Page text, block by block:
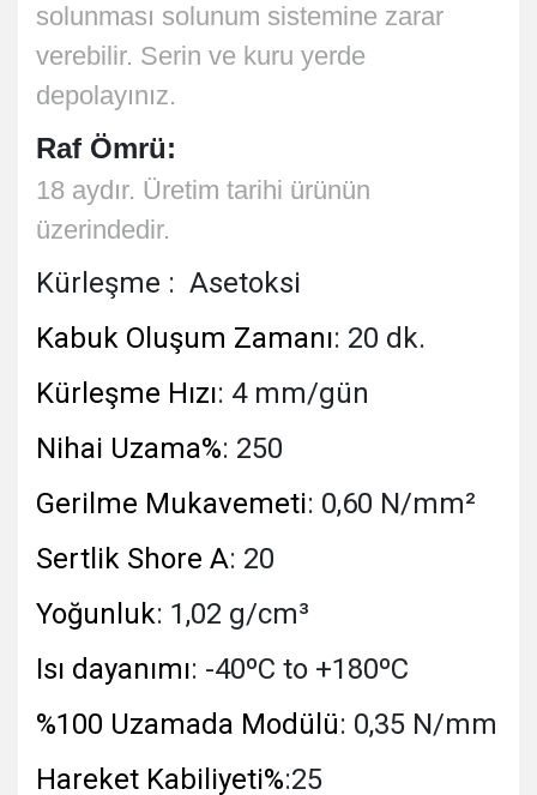
solunması solunum sistemine zarar
verebilir. Serin ve kuru yerde
depolayınız.
Raf Ömrü:
18 aydır. Üretim tarihi ürünün
üzerindedir.
Kürleşme : Asetoksi
Kabuk Oluşum Zamanı: 20 dk.
Kürleşme Hızı: 4 mm/gün
Nihai Uzama%: 250
Gerilme Mukavemeti: 0,60 N/mm²
Sertlik Shore A: 20
Yoğunluk: 1,02 g/cm³
Isı dayanımı: -40ºC to +180ºC
%100 Uzamada Modülü: 0,35 N/mm
Hareket Kabiliyeti%:25